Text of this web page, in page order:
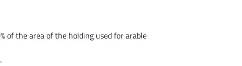
of the area of the holding used for arable